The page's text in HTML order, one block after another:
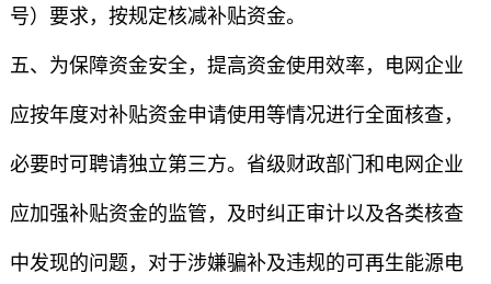
号）要求，按规定核减补贴资金。
五、为保障资金安全，提高资金使用效率，电网企业
应按年度对补贴资金申请使用等情况进行全面核查，
必要时可聘请独立第三方。省级财政部门和电网企业
应加强补贴资金的监管，及时纠正审计以及各类核查
中发现的问题，对于涉嫌骗补及违规的可再生能源电